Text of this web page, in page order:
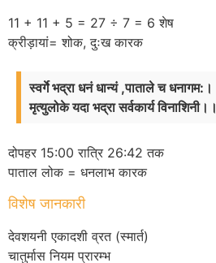
11 + 11 + 5 = 27 ÷ 7 = 6 शेष
क्रीड़ायां= शोक, दुःख कारक
स्वर्गे भद्रा धनं धान्यं ,पाताले च धनागम:।
मृत्युलोके यदा भद्रा सर्वकार्य विनाशिनी।।
दोपहर 15:00 रात्रि 26:42 तक
पाताल लोक = धनलाभ कारक
विशेष जानकारी
देवशयनी एकादशी व्रत (स्मार्त)
चातुर्मास नियम प्रारम्भ